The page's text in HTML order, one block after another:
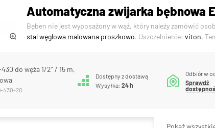
Automatyczna zwijarka bębnowa
Bęben nie jest wyposażony w wąż, który należy zamówić
stal węglowa malowana proszkowo. Uszczelnienie: viton.
do węża 1/2" / 15 m,
430-20
Dostępny z dostawą
Wysyłka:24 h
Odbiór w
Sprawdź
Pokaż